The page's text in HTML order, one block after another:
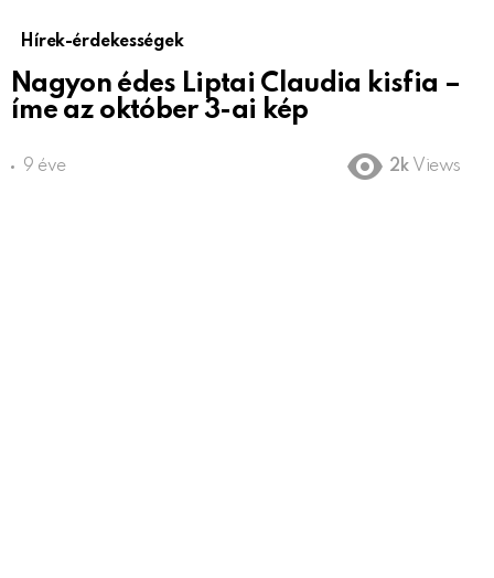
Hírek-érdekességek
Nagyon édes Liptai Claudia kisfia –
íme az október 3-ai kép
9 éve 2k Views